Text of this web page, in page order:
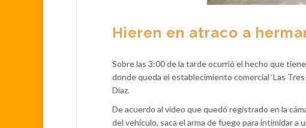
Hieren en atraco a
Sobre las 3:00 de la tarde ocurrió el hecho que
donde queda el establecimiento comercial ‘Las
Díaz.
De acuerdo al vídeo que quedó registrado en la
del vehículo, saca el arma de fuego para intimidar